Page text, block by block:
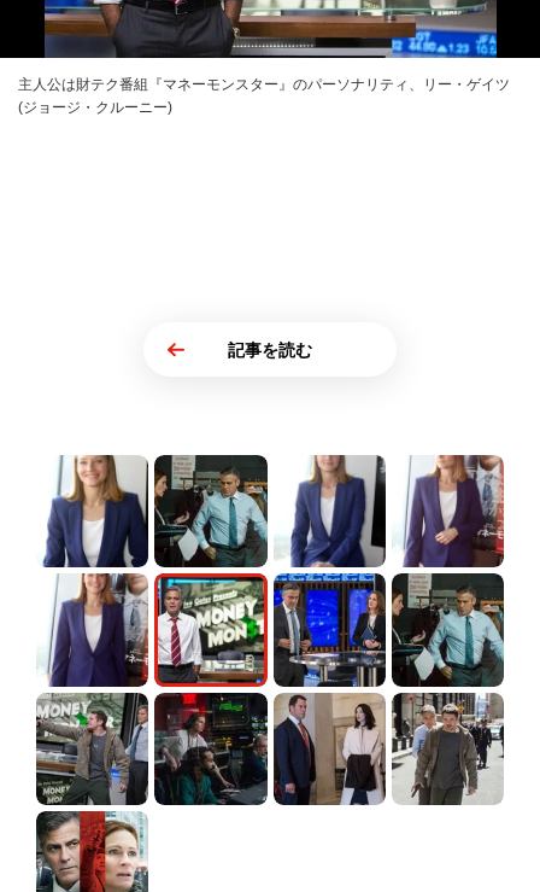
主人公は財テク番組『マネーモンスター』のパーソナリティ、リー・ゲイツ
(ジョージ・クルーニー)
記事を読む